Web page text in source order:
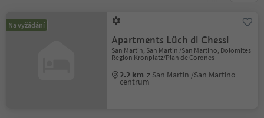
Na vyžádání
Apartments Lüch dl Chessl
San Martin, San Martin /San Martino, Dolomites
Region Kronplatz/Plan de Corones
2.2 km z San Martin /San Martino
centrum